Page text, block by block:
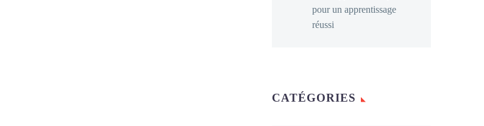
pour un apprentissage
réussi
CATÉGORIES